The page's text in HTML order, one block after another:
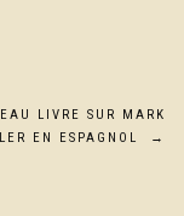
LIVRE SUR MARK
EN ESPAGNOL
→